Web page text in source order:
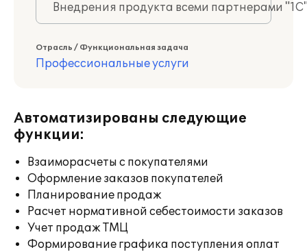
Внедрения продукта всеми партнерами
Отрасль / Функциональная задача
Профессиональные услуги
Автоматизированы следующие
функции:
Взаиморасчеты с покупателями
Оформление заказов покупателей
Планирование продаж
Расчет нормативной себестоимости заказов
Учет продаж ТМЦ
Формирование графика поступления оплат